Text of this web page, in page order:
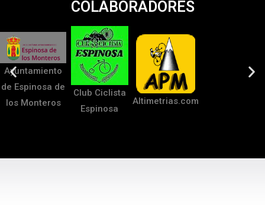
COLABORADORES
Ayuntamiento
de Espinosa de
los Monteros
Club Ciclista
Espinosa
Altimetrias.com